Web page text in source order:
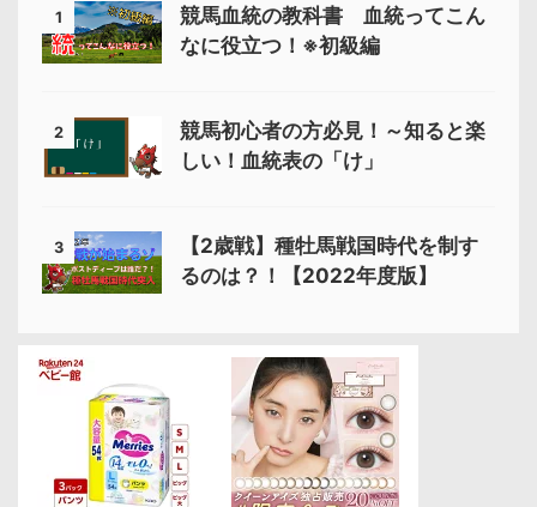
1
競馬血統の教科書 血統ってこん
なに役立つ！※初級編
2
競馬初心者の方必見！～知ると楽
しい！血統表の「け」
3
【2歳戦】種牡馬戦国時代を制す
るのは？！【2022年度版】